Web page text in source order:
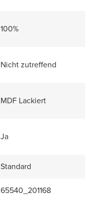
100%
Nicht zutreffend
MDF Lackiert
Ja
Standard
65540_201168